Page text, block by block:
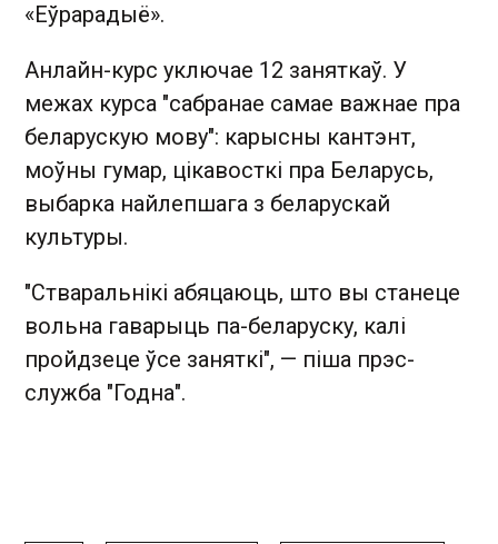
«Еўрарадыё».
Анлайн-курс уключае 12 заняткаў. У
межах курса "сабранае самае важнае пра
беларускую мову": карысны кантэнт,
моўны гумар, цікавосткі пра Беларусь,
выбарка найлепшага з беларускай
культуры.
"Стваральнікі абяцаюць, што вы станеце
вольна гаварыць па-беларуску, калі
пройдзеце ўсе заняткі", — піша прэс-
служба "Годна".